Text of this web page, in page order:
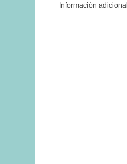
Información adicional